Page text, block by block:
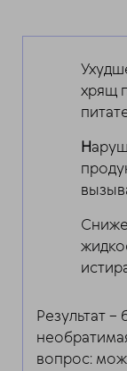
хрящ
Н
Результат –
вопрос: